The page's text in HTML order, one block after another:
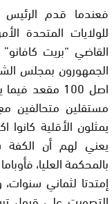
فعندما قدم
للولايات المتحدة
القاضي “بريت كافانو”
مستقلين متحالفين
يمثلون الأقلية
يعني لهم أن
بالمحكمة العليا،
إمتدتا لثماني